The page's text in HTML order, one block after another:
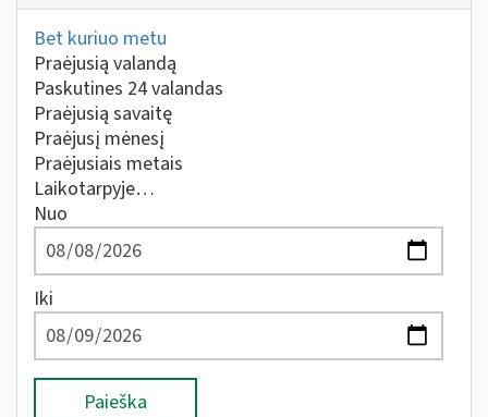
Bet kuriuo metu
Praėjusią valandą
Paskutines 24 valandas
Praėjusią savaitę
Praėjusį mėnesį
Praėjusiais metais
Laikotarpyje…
Nuo
Iki
Paieška